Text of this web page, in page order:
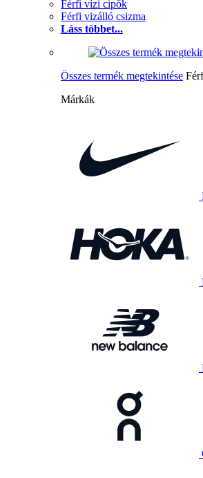
Férfi vízi cipők
Férfi vizálló csizma
Láss többet...
Összes termék megtekintése
Márkák